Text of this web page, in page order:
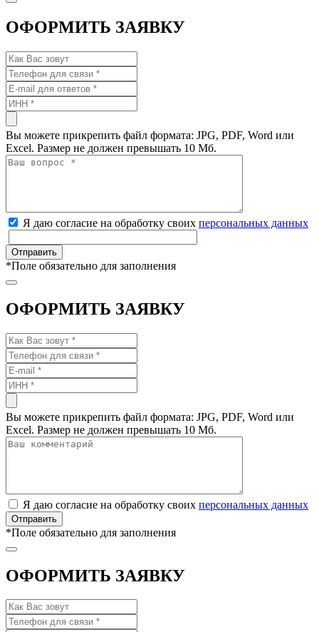
ОФОРМИТЬ ЗАЯВКУ
Вы можете прикрепить файл формата: JPG, PDF, Word или
Excel. Размер не должен превышать 10 Мб.
Я даю согласие на обработку своих персональных данных
*Поле обязательно для заполнения
ОФОРМИТЬ ЗАЯВКУ
Вы можете прикрепить файл формата: JPG, PDF, Word или
Excel. Размер не должен превышать 10 Мб.
Я даю согласие на обработку своих персональных данных
*Поле обязательно для заполнения
ОФОРМИТЬ ЗАЯВКУ